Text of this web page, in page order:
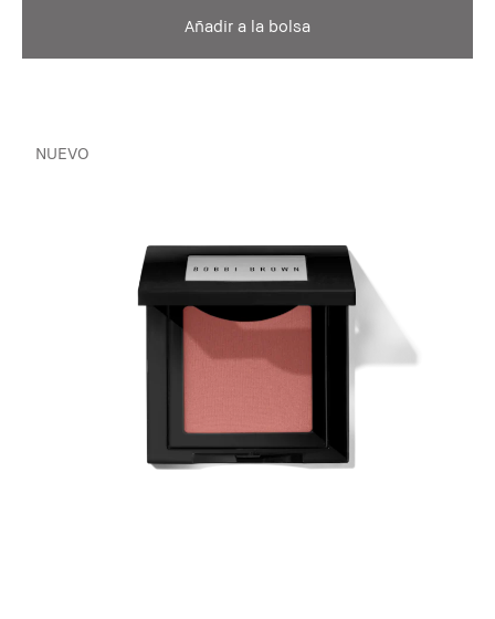
Añadir a la bolsa
NUEVO